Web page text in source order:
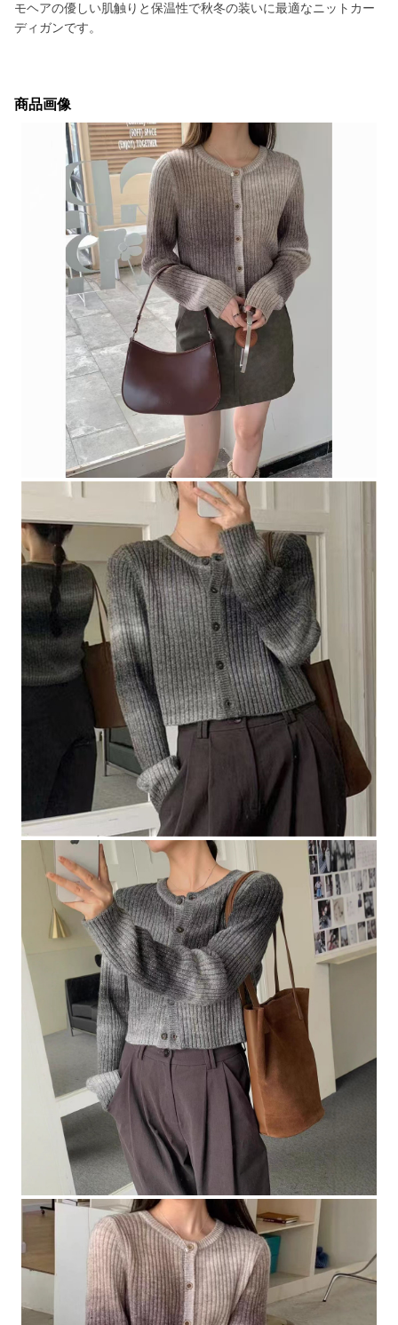
モヘアの優しい肌触りと保温性で秋冬の装いに最適なニットカー
ディガンです。
商品画像